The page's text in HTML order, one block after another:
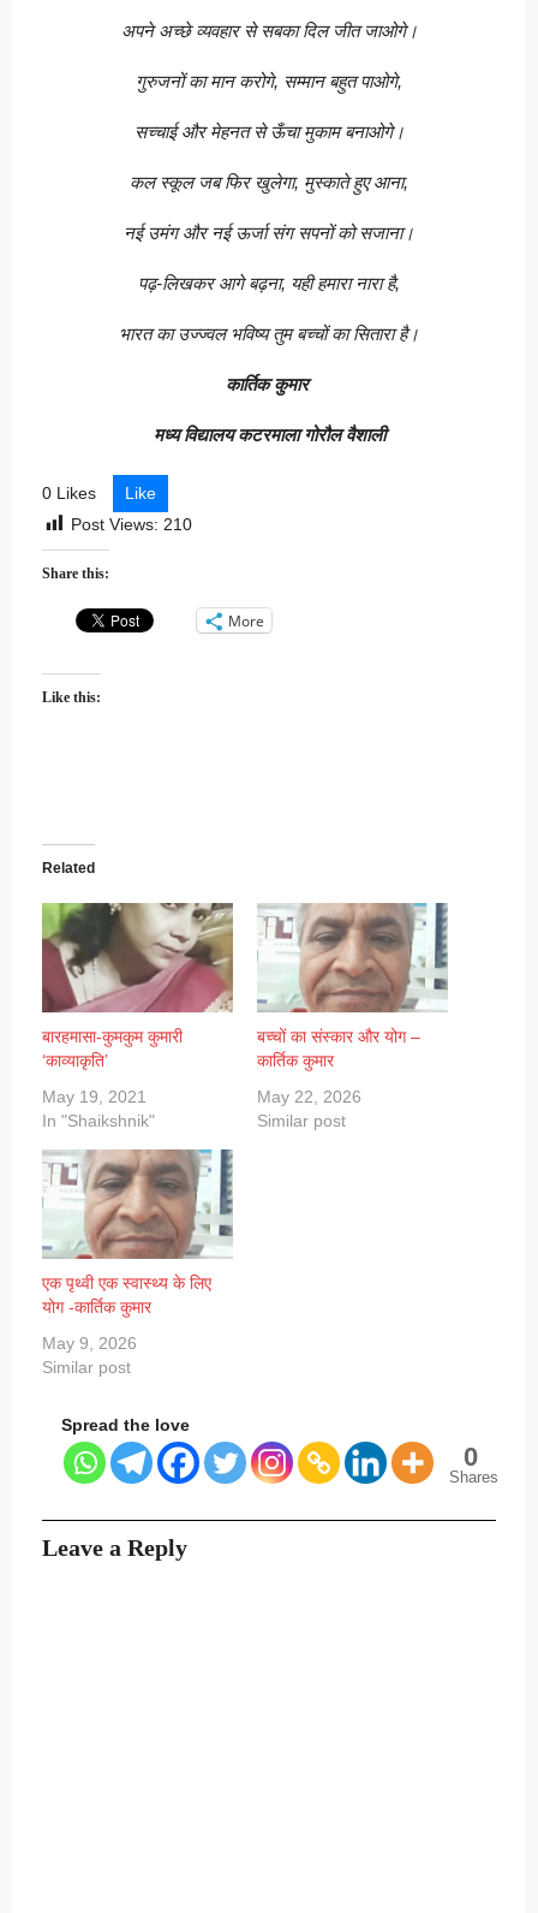
अपने अच्छे व्यवहार से सबका दिल जीत जाओगे।
गुरुजनों का मान करोगे, सम्मान बहुत पाओगे,
सच्चाई और मेहनत से ऊँचा मुकाम बनाओगे।
कल स्कूल जब फिर खुलेगा, मुस्काते हुए आना,
नई उमंग और नई ऊर्जा संग सपनों को सजाना।
पढ़-लिखकर आगे बढ़ना, यही हमारा नारा है,
भारत का उज्ज्वल भविष्य तुम बच्चों का सितारा है।
कार्तिक कुमार
मध्य विद्यालय कटरमाला गोरौल वैशाली
0 Likes
Like
Post Views: 210
Share this:
More
Like this:
Related
बारहमासा-कुमकुम कुमारी
‘काव्याकृति’
May 19, 2021
In "Shaikshnik"
बच्चों का संस्कार और योग –
कार्तिक कुमार
May 22, 2026
Similar post
एक पृथ्वी एक स्वास्थ्य के लिए
योग -कार्तिक कुमार
May 9, 2026
Similar post
Spread the love
0
Shares
Leave a Reply